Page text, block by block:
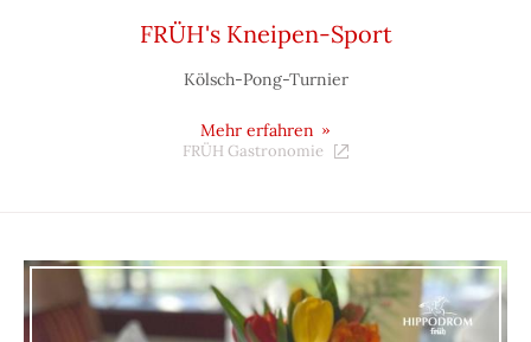
FRÜH's Kneipen-Sport
Kölsch-Pong-Turnier
Mehr erfahren
FRÜH Gastronomie